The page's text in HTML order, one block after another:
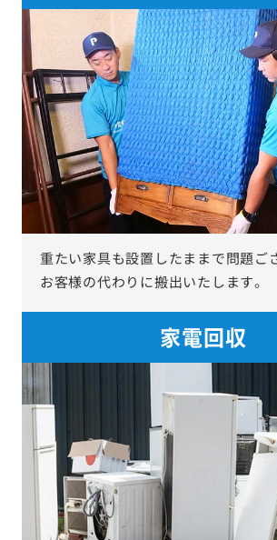
重たい家具も設置したままで問題ご
お客様の代わりに搬出いたします。
家電回収